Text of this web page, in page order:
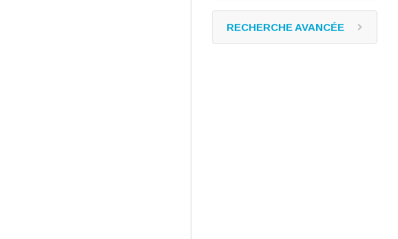
RECHERCHE AVANCÉE